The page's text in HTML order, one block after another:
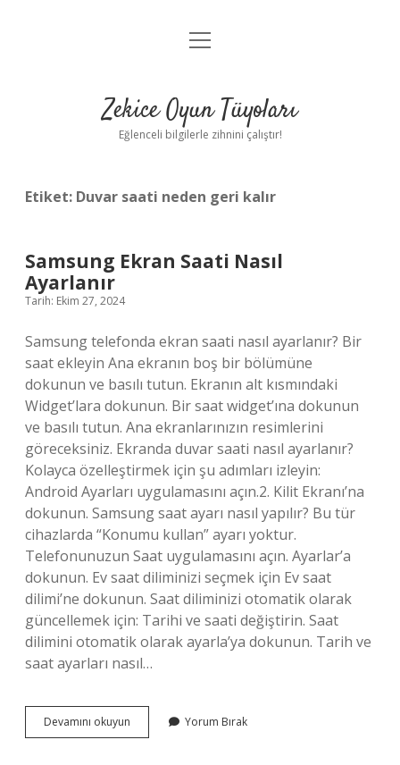
Anasayfa
Yasal Uyarı
menüyü
Zekice Oyun Tüyoları
Eğlenceli bilgilerle zihnini çalıştır!
Etiket: Duvar saati neden geri kalır
Samsung Ekran Saati Nasıl
Ayarlanır
Tarih: Ekim 27, 2024
Samsung telefonda ekran saati nasıl ayarlanır? Bir
saat ekleyin Ana ekranın boş bir bölümüne
dokunun ve basılı tutun. Ekranın alt kısmındaki
Widget’lara dokunun. Bir saat widget’ına dokunun
ve basılı tutun. Ana ekranlarınızın resimlerini
göreceksiniz. Ekranda duvar saati nasıl ayarlanır?
Kolayca özelleştirmek için şu adımları izleyin:
Android Ayarları uygulamasını açın.2. Kilit Ekranı’na
dokunun. Samsung saat ayarı nasıl yapılır? Bu tür
cihazlarda “Konumu kullan” ayarı yoktur.
Telefonunuzun Saat uygulamasını açın. Ayarlar’a
dokunun. Ev saat diliminizi seçmek için Ev saat
dilimi’ne dokunun. Saat diliminizi otomatik olarak
güncellemek için: Tarihi ve saati değiştirin. Saat
dilimini otomatik olarak ayarla’ya dokunun. Tarih ve
saat ayarları nasıl…
Devamını okuyun Samsung
Ekran
Yorum Bırak